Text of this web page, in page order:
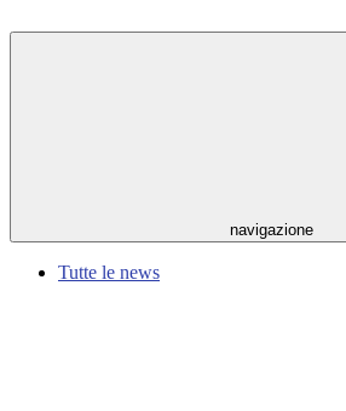
navigazione
Tutte le news